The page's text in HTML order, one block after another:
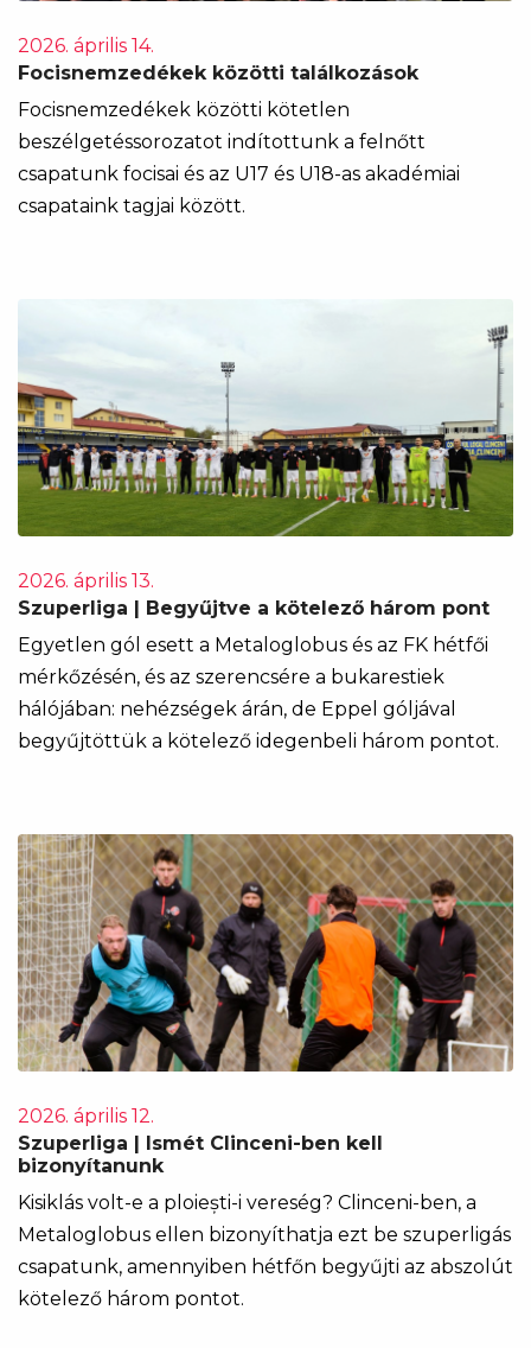
2026. április 14.
Focisnemzedékek közötti találkozások
Focisnemzedékek közötti kötetlen
beszélgetéssorozatot indítottunk a felnőtt
csapatunk focisai és az U17 és U18-as akadémiai
csapataink tagjai között.
2026. április 13.
Szuperliga | Begyűjtve a kötelező három pont
Egyetlen gól esett a Metaloglobus és az FK hétfői
mérkőzésén, és az szerencsére a bukarestiek
hálójában: nehézségek árán, de Eppel góljával
begyűjtöttük a kötelező idegenbeli három pontot.
2026. április 12.
Szuperliga | Ismét Clinceni-ben kell
bizonyítanunk
Kisiklás volt-e a ploiești-i vereség? Clinceni-ben, a
Metaloglobus ellen bizonyíthatja ezt be szuperligás
csapatunk, amennyiben hétfőn begyűjti az abszolút
kötelező három pontot.